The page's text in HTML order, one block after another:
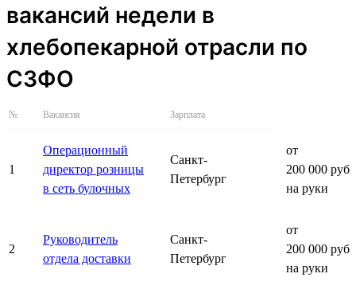
вакансий недели в
хлебопекарной отрасли по
СЗФО
№ Вакансия Зарплата
1
Операционный
директор розницы
в сеть булочных
Санкт-
Петербург
от
200 000 руб.
на руки
2
Руководитель
отдела доставки
Санкт-
Петербург
от
200 000 руб.
на руки